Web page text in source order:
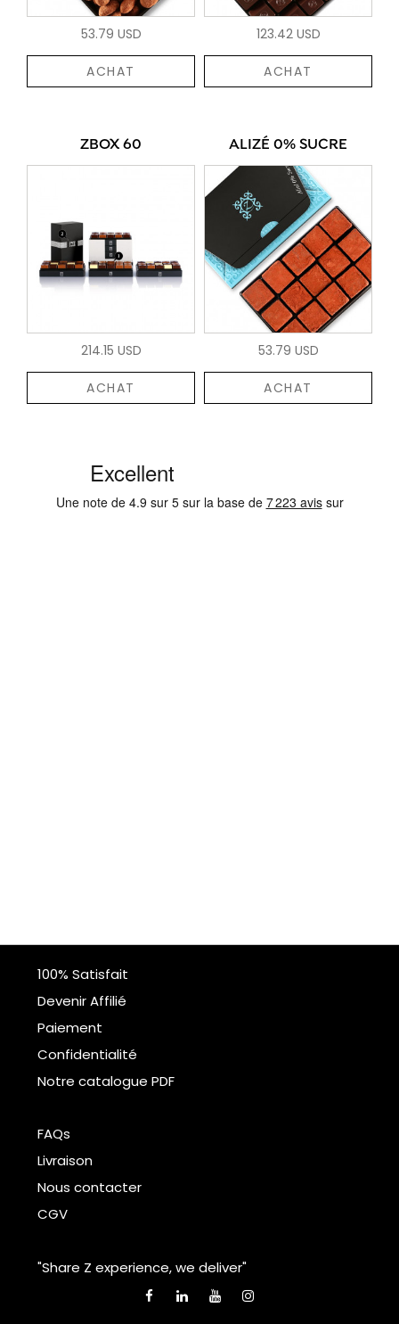
53.79 USD
ACHAT
123.42 USD
ACHAT
ZBOX 60
214.15 USD
ACHAT
ALIZÉ 0% SUCRE
53.79 USD
ACHAT
100% Satisfait
Devenir Affilié
Paiement
Confidentialité
Notre catalogue PDF
FAQs
Livraison
Nous contacter
CGV
"Share Z experience, we deliver"